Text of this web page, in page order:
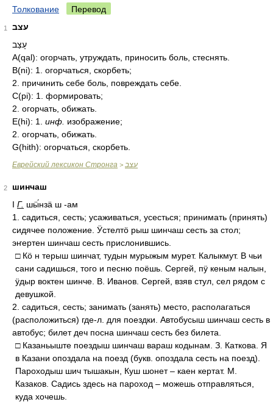
Толкование Перевод
1
עצב
עָצַב
A(qal): огорчать, утруждать, приносить боль, стеснять.
B(ni): 1. огорчаться, скорбеть;
2. причинить себе боль, повреждать себе.
C(pi): 1. формировать;
2. огорчать, обижать.
E(hi): 1. инф. изображение;
2. огорчать, обижать.
G(hith): огорчаться, скорбеть.
Еврейский лексикон Стронга > עצב
2
шинчаш
I Г. шӹ́нзӓ ш -ам
1. садиться, сесть; усаживаться, усесться; принимать (принять)
сидячее положение. Ӱстелтӧ рыш шинчаш сесть за стол;
эҥертен шинчаш сесть прислонившись.
□ Кӧ н терыш шинчат, тудын мурыжым мурет. Калыкмут. В чьи
сани садишься, того и песню поёшь. Сергей, пӱ кеным налын,
ӱдыр воктен шинче. В. Иванов. Сергей, взяв стул, сел рядом с
девушкой.
2. садиться, сесть; занимать (занять) место, располагаться
(расположиться) где-л. для поездки. Автобусыш шинчаш сесть в
автобус; билет деч посна шинчаш сесть без билета.
□ Казаньыште поездыш шинчаш вараш кодынам. З. Каткова. Я
в Казани опоздала на поезд (букв. опоздала сесть на поезд).
Пароходыш шич тышакын, Куш шонет – каен кертат. М.
Казаков. Садись здесь на пароход – можешь отправляться,
куда хочешь.